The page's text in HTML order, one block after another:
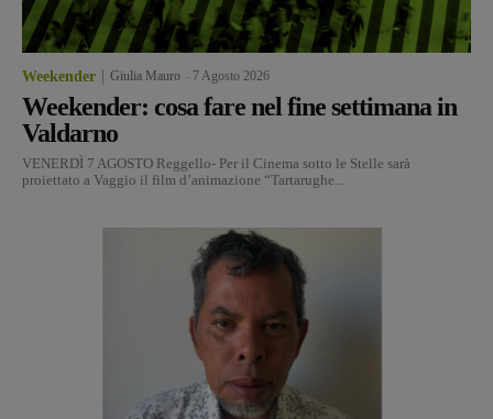
Weekender Giulia Mauro 7 Agosto 2026
Weekender: cosa fare nel fine settimana in
Valdarno
VENERDÌ 7 AGOSTO Reggello- Per il Cinema sotto le Stelle sarà
proiettato a Vaggio il film d’animazione “Tartarughe...